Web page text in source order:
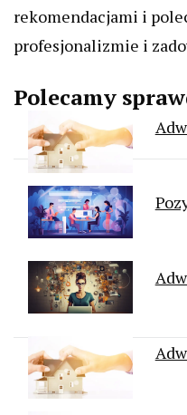
rekomendacjami i
profesjonalizmie i
Polecamy